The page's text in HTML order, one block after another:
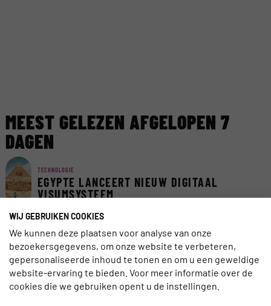
MEEST GELEZEN AFGELOPEN 7
DAGEN
TECHNOLOGIE
EGYPTE LANCEERT NIEUW DIGITAAL
VISUMSYSTEEM
AI
AI ACT VAN KRACHT: ZORG DAT REIZIGERS
AI KUNNEN VERTROUWEN
TRAVELNIEUWS
WIJ GEBRUIKEN COOKIES
We kunnen deze plaatsen voor analyse van onze
bezoekersgegevens, om onze website te verbeteren,
gepersonaliseerde inhoud te tonen en om u een geweldige
website-ervaring te bieden. Voor meer informatie over de
cookies die we gebruiken opent u de instellingen.